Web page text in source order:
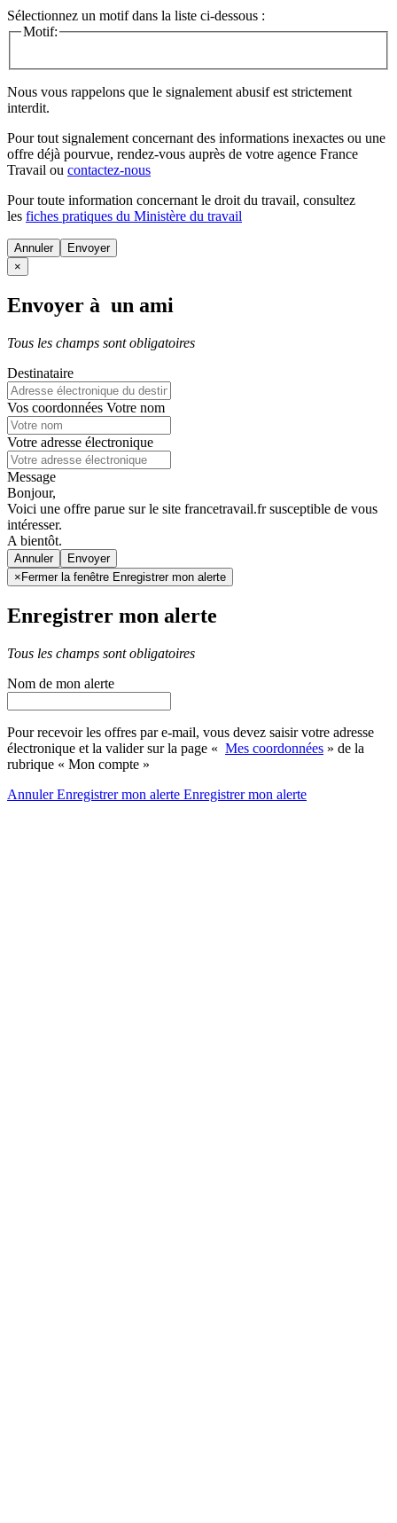
Sélectionnez un motif dans la liste ci-dessous :
Motif:
Nous vous rappelons que le signalement abusif est strictement
interdit.
Pour tout signalement concernant des informations inexactes ou une
offre déjà pourvue, rendez-vous auprès de votre agence France
Travail ou contactez-nous
Pour toute information concernant le droit du travail, consultez
les fiches pratiques du Ministère du travail
Annuler
×
Envoyer à un ami
Tous les champs sont obligatoires
Destinataire
Vos coordonnées Votre nom
Votre adresse électronique
Message
Bonjour,
Voici une offre parue sur le site francetravail.fr susceptible de vous
intéresser.
A bientôt.
Annuler
× Fermer la fenêtre Enregistrer mon alerte
Enregistrer mon alerte
Tous les champs sont obligatoires
Nom de mon alerte
Pour recevoir les offres par e-mail, vous devez saisir votre adresse
électronique et la valider sur la page « Mes coordonnées » de la
rubrique « Mon compte »
AnnulerEnregistrer mon alerte Enregistrermon alerte